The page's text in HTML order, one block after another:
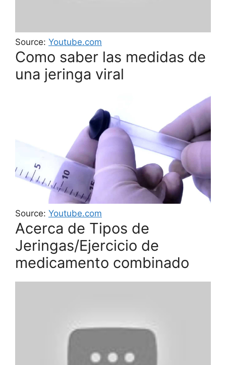
Source: Youtube.com
Como saber las medidas de
una jeringa viral
Source: Youtube.com
Acerca de Tipos de
Jeringas/Ejercicio de
medicamento combinado